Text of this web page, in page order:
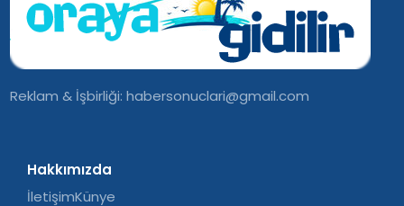
Reklam & İşbirliği:habersonuclari@gmail.com
Hakkımızda
İletişimKünye